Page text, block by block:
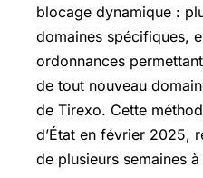
blocage dynamique :
domaines spécifiques,
ordonnances
de tout nouveau
de Tirexo. Cette
d’État en février 2025,
de plusieurs semaines